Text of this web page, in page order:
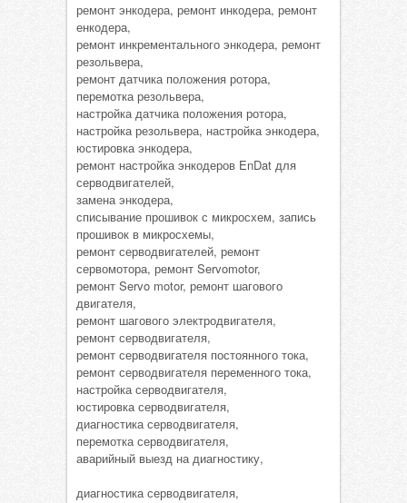
ремонт энкодера, ремонт инкодера, ремонт
енкодера,
ремонт инкрементального энкодера, ремонт
резольвера,
ремонт датчика положения ротора,
перемотка резольвера,
настройка датчика положения ротора,
настройка резольвера, настройка энкодера,
юстировка энкодера,
ремонт настройка энкодеров EnDat для
серводвигателей,
замена энкодера,
списывание прошивок с микросхем, запись
прошивок в микросхемы,
ремонт серводвигателей, ремонт
сервомотора, ремонт Servomotor,
ремонт Servo motor, ремонт шагового
двигателя,
ремонт шагового электродвигателя,
ремонт серводвигателя,
ремонт серводвигателя постоянного тока,
ремонт серводвигателя переменного тока,
настройка серводвигателя,
юстировка серводвигателя,
диагностика серводвигателя,
перемотка серводвигателя,
аварийный выезд на диагностику,
диагностика серводвигателя,